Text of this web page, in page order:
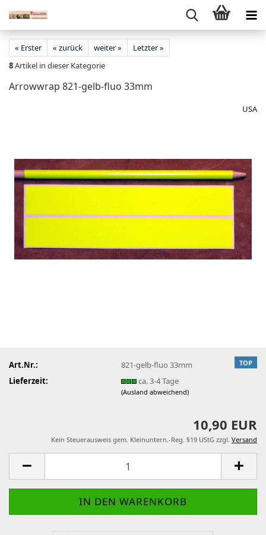
« Erster « zurück weiter »
Letzter »
8Artikel in dieser Kategorie
Arrowwrap 821-gelb-fluo 33mm
USA
TOP
Art.Nr.:
821-gelb-fluo 33mm
Lieferzeit:
ca. 3-4 Tage
(Ausland abweichend)
10,90 EUR
Kein Steuerausweis gem. Kleinuntern.-Reg. §19 UStG zzgl. Versand